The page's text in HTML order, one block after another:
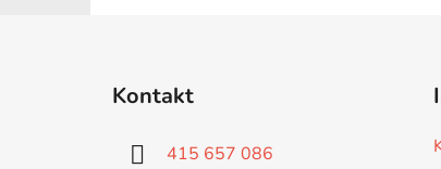
Kontakt
415 657 086